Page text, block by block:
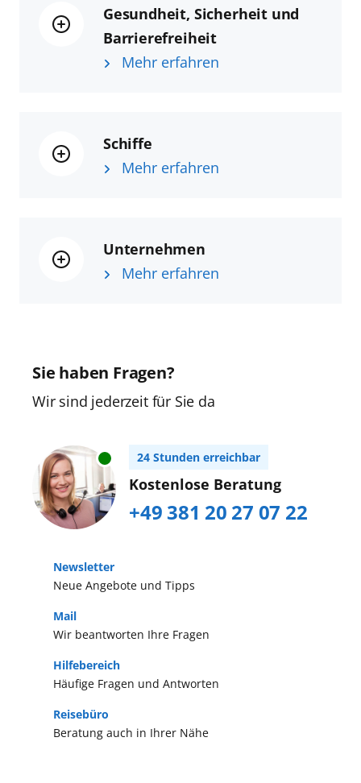
Gesundheit, Sicherheit und
Barrierefreiheit
Mehr erfahren
Schiffe
Mehr erfahren
Unternehmen
Mehr erfahren
Sie haben Fragen?
Wir sind jederzeit für Sie da
24 Stunden erreichbar
Kostenlose Beratung
+49 381 20 27 07 22
Neue Angebote und Tipps
Newsletter
Häufige Fragen und Antworten
Hilfebereich
Wir beantworten Ihre Fragen
Beratung auch in Ihrer Nähe
Reisebüro